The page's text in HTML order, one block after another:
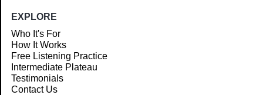
EXPLORE
Who It's For
How It Works
Free Listening Practice
Intermediate Plateau
Testimonials
Contact Us